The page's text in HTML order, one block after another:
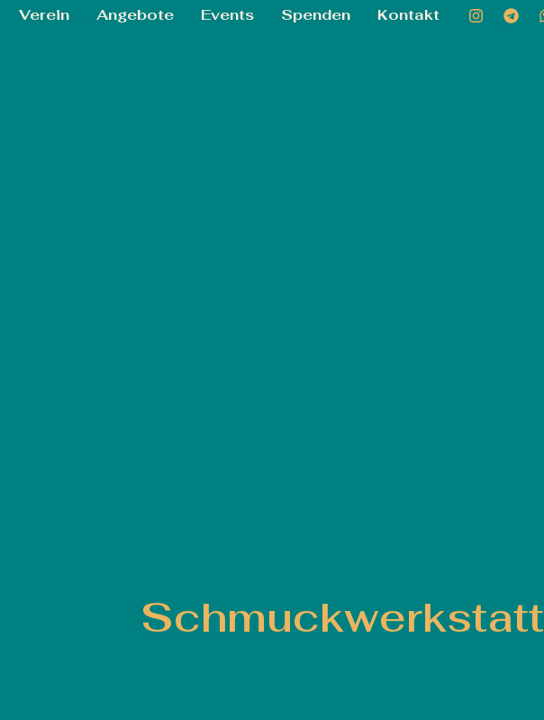
Verein Angebote Events Spenden Kontakt
Schmuckwerkstatt